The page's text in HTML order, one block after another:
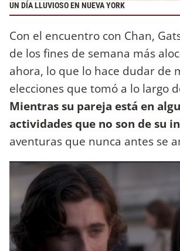
UN DÍA LLUVIOSO EN NUEVA YORK
Con el encuentro con Chan,
de los fines de semana más
ahora, lo que lo hace dudar de
elecciones que tomó a lo largo
Mientras su pareja está en
actividades que no son de su
aventuras que nunca antes se